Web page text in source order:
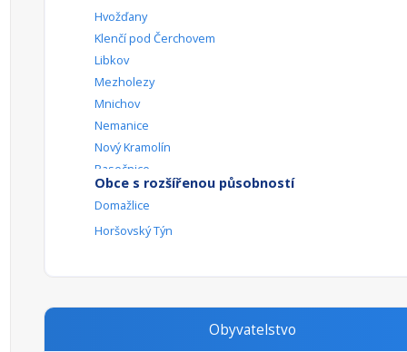
Hvožďany
Klenčí pod Čerchovem
Libkov
Mezholezy
Mnichov
Nemanice
Nový Kramolín
Pasečnice
Pocinovice
Rybník
Srby
Obce s rozšířenou působností
Domažlice
Horšovský Týn
Obyvatelstvo